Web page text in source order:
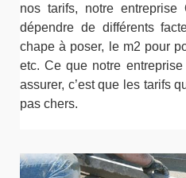
nos tarifs, notre
dépendre de différents
chape à poser, le m2 pour
etc. Ce que notre
assurer, c’est que les tarifs
pas chers.